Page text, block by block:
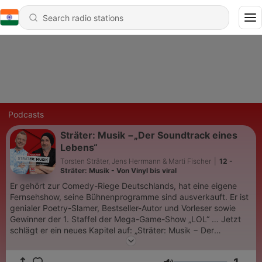
Podcasts
Sträter: Musik −„Der Soundtrack eines
Lebens“
Torsten Sträter, Jens Herrmann & Marti Fischer
12 -
Sträter: Musik - Von Vinyl bis viral
Er gehört zur Comedy-Riege Deutschlands, hat eine eigene
Fernsehshow, seine Bühnenprogramme sind ausverkauft. Er ist
genialer Poetry-Slamer, Bestseller-Autor und Vorleser sowie
Gewinner der 1. Staffel der Mega-Game-Show „LOL“ … Jetzt
schlägt er ein neues Kapitel auf: „Sträter: Musik − Der
Soundtrack eines Lebens“, mit Torsten Sträter und Jens